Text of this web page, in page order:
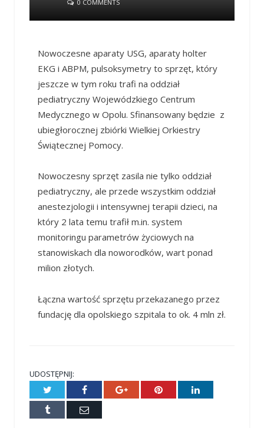
0 COMMENTS
Nowoczesne aparaty USG, aparaty holter
EKG i ABPM, pulsoksymetry to sprzęt, który
jeszcze w tym roku trafi na oddział
pediatryczny Wojewódzkiego Centrum
Medycznego w Opolu. Sfinansowany będzie z
ubiegłorocznej zbiórki Wielkiej Orkiestry
Świątecznej Pomocy.
Nowoczesny sprzęt zasila nie tylko oddział
pediatryczny, ale przede wszystkim oddział
anestezjologii i intensywnej terapii dzieci, na
który 2 lata temu trafił m.in. system
monitoringu parametrów życiowych na
stanowiskach dla noworodków, wart ponad
milion złotych.
Łączna wartość sprzętu przekazanego przez
fundację dla opolskiego szpitala to ok. 4 mln zł.
UDOSTĘPNIJ:
Twitter Facebook Google+ Pinterest LinkedIn
Tumblr
E-